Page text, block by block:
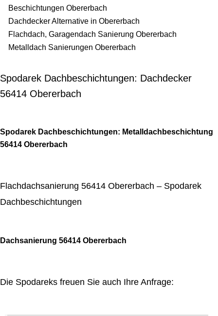
Beschichtungen Obererbach
Dachdecker Alternative in Obererbach
Flachdach, Garagendach Sanierung Obererbach
Metalldach Sanierungen Obererbach
Spodarek Dachbeschichtungen: Dachdecker
56414 Obererbach
Spodarek Dachbeschichtungen: Metalldachbeschichtung
56414 Obererbach
Flachdachsanierung 56414 Obererbach – Spodarek
Dachbeschichtungen
Dachsanierung 56414 Obererbach
Die Spodareks freuen Sie auch Ihre Anfrage: